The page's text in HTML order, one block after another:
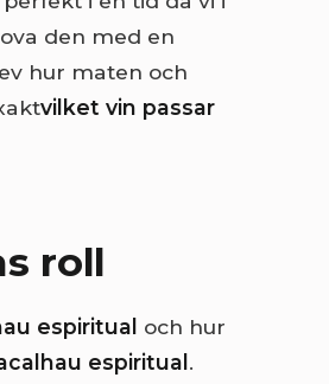
den med en
hur maten och
vilket vin passar
roll
espiritual och hur
espiritual .